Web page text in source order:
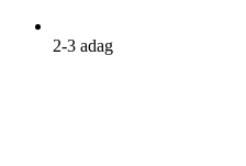
2-3 adag